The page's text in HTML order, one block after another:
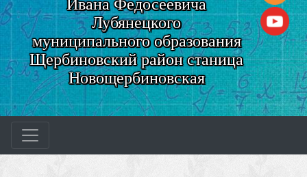
Ивана Федосеевича
Лубянецкого
муниципального образования
Щербиновский район станица
Новощербиновская